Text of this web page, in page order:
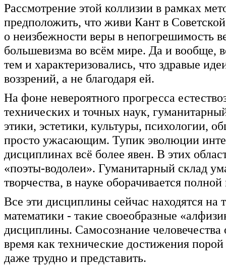
Рассмотрение этой коллизии в рамках
предположить, что живи Кант в
о неизбежности веры в непогрешимость
большевизма во всём мире. Да и вообще,
тем и характеризовались, что здравые
воззрений, а не благодаря ей.
На фоне невероятного прогресса
технических и точных наук,
этики, эстетики, культуры, психологии,
просто ужасающим. Тупик эволюции
дисциплинах всё более явен. В этих
«поэты-водолеи». Гуманитарный склад
творчества, в науке оборачивается
Все эти дисциплины сейчас находятся на
математики - такие своеобразные
дисциплины. Самосознание
время как технические достижения
даже трудно и представить.